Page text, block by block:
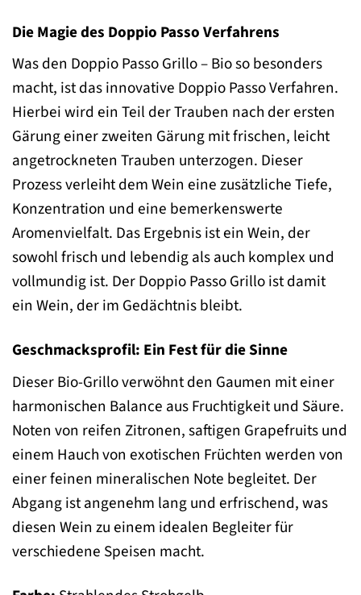
Die Magie des Doppio Passo Verfahrens
Was den Doppio Passo Grillo – Bio so besonders
macht, ist das innovative Doppio Passo Verfahren.
Hierbei wird ein Teil der Trauben nach der ersten
Gärung einer zweiten Gärung mit frischen, leicht
angetrockneten Trauben unterzogen. Dieser
Prozess verleiht dem Wein eine zusätzliche Tiefe,
Konzentration und eine bemerkenswerte
Aromenvielfalt. Das Ergebnis ist ein Wein, der
sowohl frisch und lebendig als auch komplex und
vollmundig ist. Der Doppio Passo Grillo ist damit
ein Wein, der im Gedächtnis bleibt.
Geschmacksprofil: Ein Fest für die Sinne
Dieser Bio-Grillo verwöhnt den Gaumen mit einer
harmonischen Balance aus Fruchtigkeit und Säure.
Noten von reifen Zitronen, saftigen Grapefruits und
einem Hauch von exotischen Früchten werden von
einer feinen mineralischen Note begleitet. Der
Abgang ist angenehm lang und erfrischend, was
diesen Wein zu einem idealen Begleiter für
verschiedene Speisen macht.